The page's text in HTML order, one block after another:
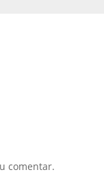
comentar.